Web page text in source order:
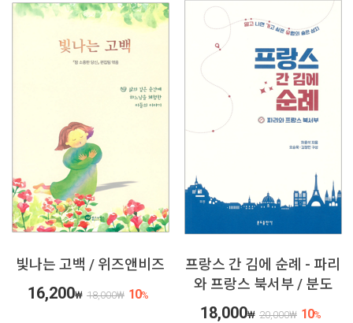
빛나는 고백 / 위즈앤비즈
16,200₩ 18,000₩ 10%
프랑스 간 김에 순례 - 파리
와 프랑스 북서부 / 분도
18,000₩ 20,000₩ 10%